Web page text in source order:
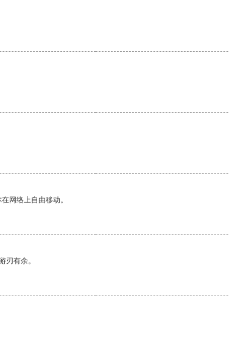
网络上自由移动。
刃有余。